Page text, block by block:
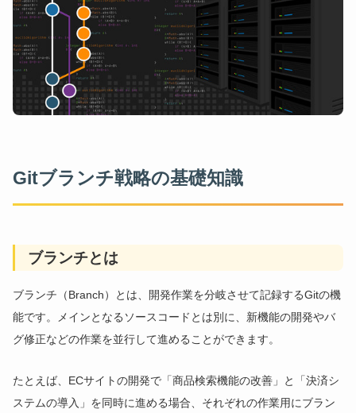
Gitブランチ戦略の基礎知識
ブランチとは
ブランチ（Branch）とは、開発作業を分岐させて記録するGitの機
能です。メインとなるソースコードとは別に、新機能の開発やバ
グ修正などの作業を並行して進めることができます。
たとえば、ECサイトの開発で「商品検索機能の改善」と「決済シ
ステムの導入」を同時に進める場合、それぞれの作業用にブラン